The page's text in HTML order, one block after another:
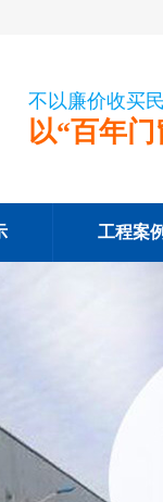
不以廉价收买
以“百年
工程案例